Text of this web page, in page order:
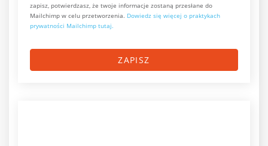
zapisz, potwierdzasz, że twoje informacje zostaną przesłane do
Mailchimp w celu przetworzenia. Dowiedz się więcej o praktykach
prywatności Mailchimp tutaj.
ZAPISZ